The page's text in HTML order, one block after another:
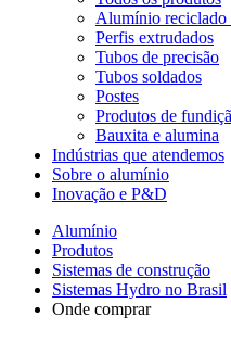
Alumínio reciclado
Perfis extrudados
Tubos de precisão
Tubos soldados
Postes
Produtos de
Bauxita e alumina
Indústrias que atendemos
Sobre o alumínio
Inovação e P&D
Alumínio
Produtos
Sistemas de construção
Sistemas Hydro no Brasil
Onde comprar